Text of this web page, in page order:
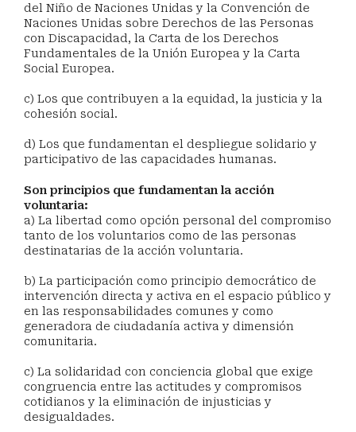
del Niño de Naciones Unidas y la Convención de
Naciones Unidas sobre Derechos de las Personas
con Discapacidad, la Carta de los Derechos
Fundamentales de la Unión Europea y la Carta
Social Europea.
c) Los que contribuyen a la equidad, la justicia y la
cohesión social.
d) Los que fundamentan el despliegue solidario y
participativo de las capacidades humanas.
Son principios que fundamentan la acción
voluntaria:
a) La libertad como opción personal del compromiso
tanto de los voluntarios como de las personas
destinatarias de la acción voluntaria.
b) La participación como principio democrático de
intervención directa y activa en el espacio público y
en las responsabilidades comunes y como
generadora de ciudadanía activa y dimensión
comunitaria.
c) La solidaridad con conciencia global que exige
congruencia entre las actitudes y compromisos
cotidianos y la eliminación de injusticias y
desigualdades.